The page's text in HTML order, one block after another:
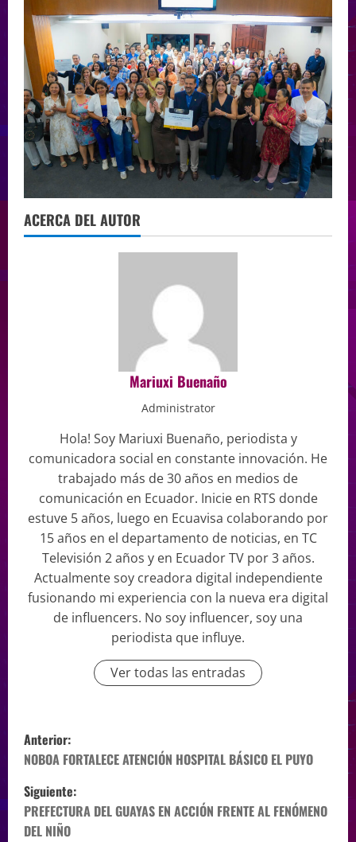
ACERCA DEL AUTOR
Mariuxi Buenaño
Administrator
Hola! Soy Mariuxi Buenaño, periodista y
comunicadora social en constante innovación. He
trabajado más de 30 años en medios de
comunicación en Ecuador. Inicie en RTS donde
estuve 5 años, luego en Ecuavisa colaborando por
15 años en el departamento de noticias, en TC
Televisión 2 años y en Ecuador TV por 3 años.
Actualmente soy creadora digital independiente
fusionando mi experiencia con la nueva era digital
de influencers. No soy influencer, soy una
periodista que influye.
Ver todas las entradas
Anterior:
NOBOA FORTALECE ATENCIÓN HOSPITAL BÁSICO EL PUYO
Siguiente:
PREFECTURA DEL GUAYAS EN ACCIÓN FRENTE AL FENÓMENO
DEL NIÑO